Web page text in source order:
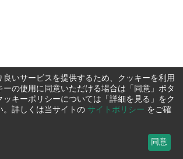
良いサービスを提供するため、クッキーを利用
ーの使用に同意いただける場合は「同意」ボタ
ッキーポリシーについては「詳細を見る」をク
。詳しくは当サイトの サイトポリシー をご確
同意